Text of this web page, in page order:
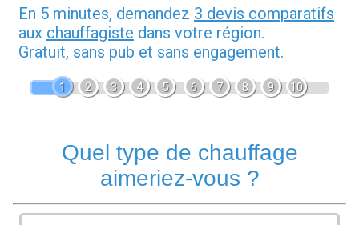
En 5 minutes, demandez 3 devis comparatifs
aux chauffagiste dans votre région.
Gratuit, sans pub et sans engagement.
1 2 3 4 5 6 7 8 9 10
Quel type de chauffage
aimeriez-vous ?